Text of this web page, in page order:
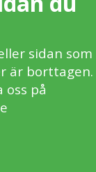
sidan som
är borttagen.
oss på